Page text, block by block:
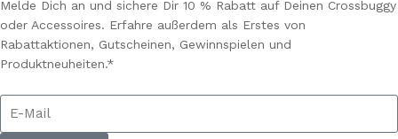
Melde Dich an und sichere Dir 10 % Rabatt auf Deinen Crossbuggy
oder Accessoires. Erfahre außerdem als Erstes von
Rabattaktionen, Gutscheinen, Gewinnspielen und
Produktneuheiten.*